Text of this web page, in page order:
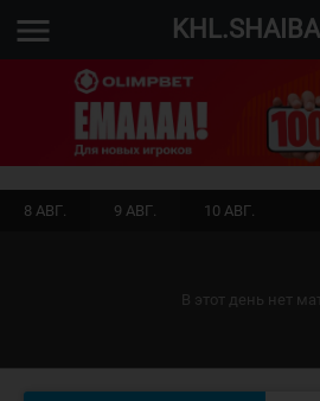
menu
8 АВГ. 9 АВГ. 10 АВГ.
В этот день нет